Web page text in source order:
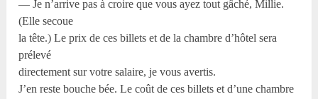
— Je n’arrive pas à croire que vous ayez tout gâché, Millie.
(Elle secoue
la tête.) Le prix de ces billets et de la chambre d’hôtel sera
prélevé
directement sur votre salaire, je vous avertis.
J’en reste bouche bée. Le coût de ces billets et d’une chambre